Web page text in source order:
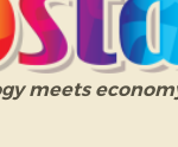
meets